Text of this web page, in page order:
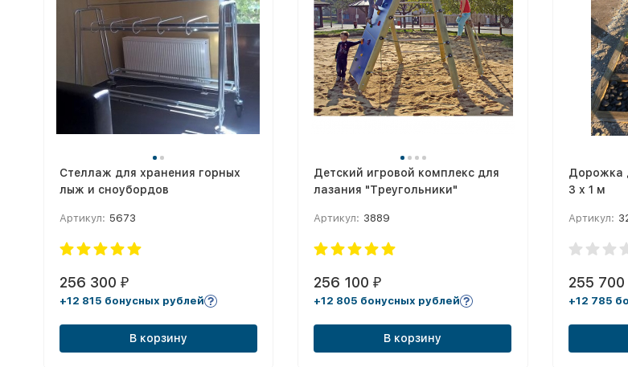
Стеллаж для хранения горных
лыж и сноубордов
Артикул: 5673
256 300 ₽
+12 815 бонусных рублей
В корзину
Детский игровой комплекс для
лазания "Треугольники"
Артикул: 3889
256 100₽
+12 805 бонусных рублей
В корзину
Дорожка
3 x 1 м
Артикул:
255 700
+12 785